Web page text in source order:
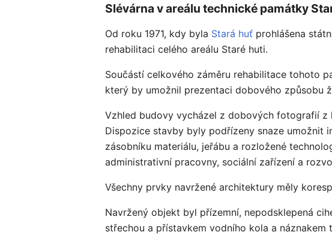
Slévárna v areálu technické památky
Od roku 1971, kdy byla Stará huť prohlášena
rehabilitaci celého areálu Staré huti.
Součástí celkového záměru rehabilitace tohoto
který by umožnil prezentaci dobového způsobu
Vzhled budovy vycházel z dobových fotografií
Dispozice stavby byly podřízeny snaze umožnit
zásobníku materiálu, jeřábu a rozložené
administrativní pracovny, sociální zařízení a
Všechny prvky navržené architektury měly
Navržený objekt byl přízemní, nepodsklepená
střechou a přístavkem vodního kola a náznakem